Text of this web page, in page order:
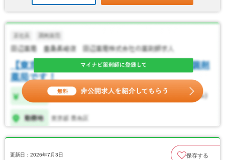
更新日：2026年7月3日 保存する